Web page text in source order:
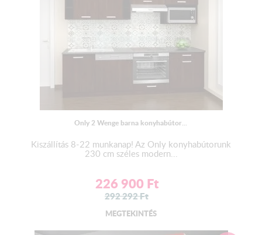
Only 2 Wenge barna konyhabútor...
Kiszállítás 8-22 munkanap! Az Only konyhabútorunk
230 cm széles modern...
226 900 Ft
292 292Ft
MEGTEKINTÉS